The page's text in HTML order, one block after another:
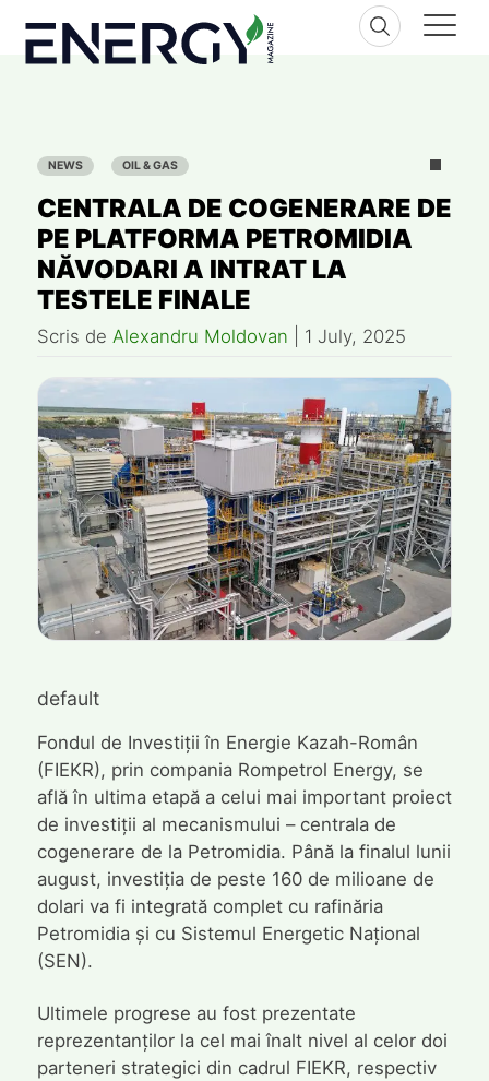
content
NEWS OIL & GAS
CENTRALA DE COGENERARE DE
PE PLATFORMA PETROMIDIA
NĂVODARI A INTRAT LA
TESTELE FINALE
Scris de Alexandru Moldovan 1 July, 2025
default
Fondul de Investiții în Energie Kazah-Român
(FIEKR), prin compania Rompetrol Energy, se
află în ultima etapă a celui mai important proiect
de investiții al mecanismului – centrala de
cogenerare de la Petromidia. Până la finalul lunii
august, investiția de peste 160 de milioane de
dolari va fi integrată complet cu rafinăria
Petromidia și cu Sistemul Energetic Național
(SEN).
Ultimele progrese au fost prezentate
reprezentanților la cel mai înalt nivel al celor doi
parteneri strategici din cadrul FIEKR, respectiv